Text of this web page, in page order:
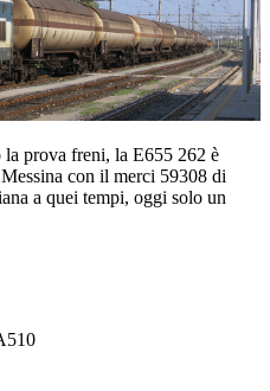
prova freni, la E655 262 è
con il merci 59308 di
a quei tempi, oggi solo un